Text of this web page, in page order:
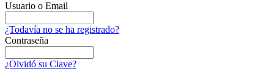
Usuario o Email
¿Todavía no se ha registrado?
Contraseña
¿Olvidó su Clave?